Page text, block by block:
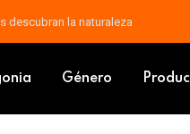
de nieve
Género